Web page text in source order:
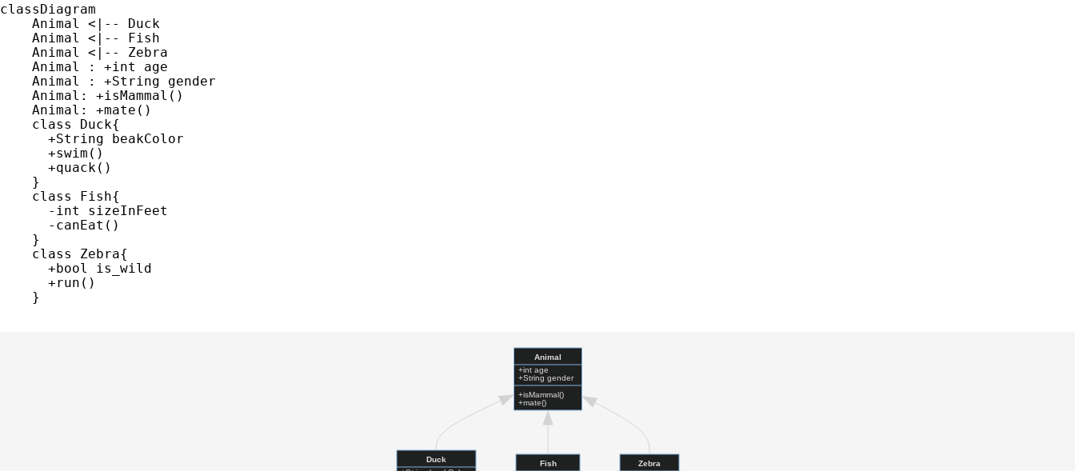
classDiagram
    Animal <|-- Duck
    Animal <|-- Fish
    Animal <|-- Zebra
    Animal : +int age
    Animal : +String gender
    Animal: +isMammal()
    Animal: +mate()
    class Duck{
      +String beakColor
      +swim()
      +quack()
    }
    class Fish{
      -int sizeInFeet
      -canEat()
    }
    class Zebra{
      +bool is_wild
      +run()
    }
Animal
+int age
+String gender
+isMammal()
+mate()
Duck
Fish Zebra